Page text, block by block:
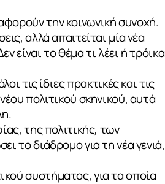
την κοινωνική συνοχή.
αλλά απαιτείται μία νέα
είναι το θέμα τι λέει ή τρόικα
τις ίδιες πρακτικές και τις
πολιτικού σκηνικού, αυτά
της πολιτικής, των
το διάδρομο για τη νέα γενιά,
συστήματος, για τα οποία